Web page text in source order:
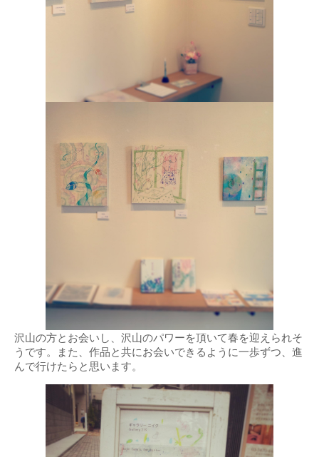
沢山の方とお会いし、沢山のパワーを頂いて春を迎えられそ
うです。また、作品と共にお会いできるように一歩ずつ、進
んで行けたらと思います。